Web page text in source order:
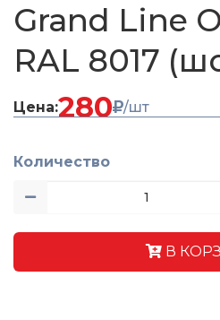
Grand Line
RAL 8017
Цена:280 /шт
Количество
В